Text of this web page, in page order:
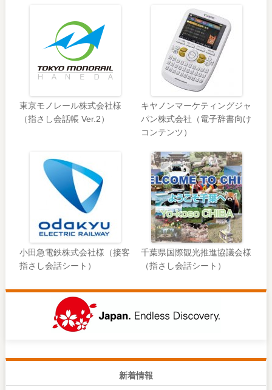
東京モノレール株式会社様
（指さし会話帳 Ver.2）
キヤノンマーケティングジャ
パン株式会社（電子辞書向け
コンテンツ）
小田急電鉄株式会社様（接客
指さし会話シート）
千葉県国際観光推進協議会様
（指さし会話シート）
新着情報